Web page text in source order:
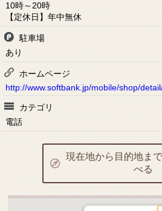
10時～20時
【定休日】年中無休
駐車場
あり
ホームページ
http://www.softbank.jp/mobile/shop/
カテゴリ
電話
現在地から目的地ま
べる